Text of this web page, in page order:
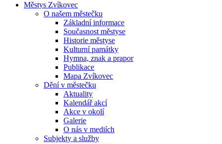
Městys Zvíkovec
O našem městečku
Základní informace
Současnost městyse
Historie městyse
Kulturní památky
Hymna, znak a prapor
Publikace
Mapa Zvíkovec
Dění v městečku
Aktuality
Kalendář akcí
Akce v okolí
Galerie
O nás v mediích
Subjekty a služby